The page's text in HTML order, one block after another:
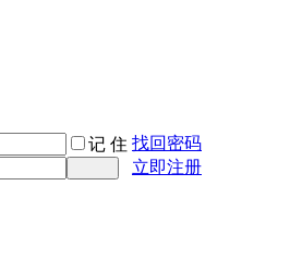
记 住 找回密码
立即注册